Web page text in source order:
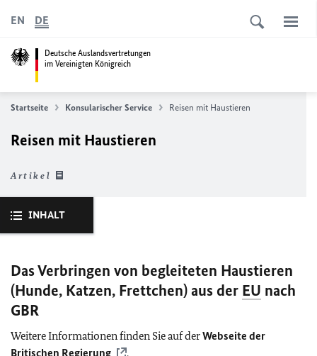
Deutsche Auslandsvertretungen
im Vereinigten Königreich
EN DE
Startseite Konsularischer Service Reisen mit Haustieren
Reisen mit Haustieren
Artikel
INHALT
Das Verbringen von begleiteten Haustieren
(Hunde, Katzen, Frettchen) aus der EU nach
GBR
Weitere Informationen finden Sie auf derWebseite der
Britischen Regierung
.